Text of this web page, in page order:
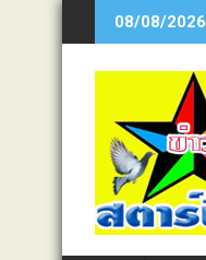
to
08/08/2026